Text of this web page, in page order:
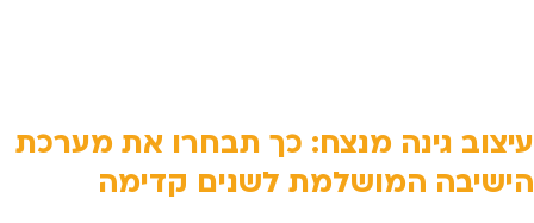
עיצוב גינה מנצח: כך תבחרו את מערכת
הישיבה המושלמת לשנים קדימה